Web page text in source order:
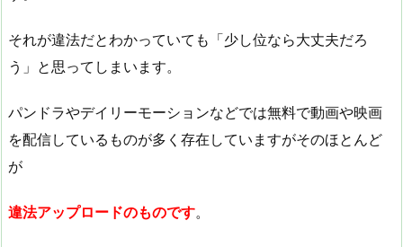
それが違法だとわかっていても「少し位なら大丈夫だろ
う」と思ってしまいます。
パンドラやデイリーモーションなどでは無料で動画や映画
を配信しているものが多く存在していますがそのほとんど
が
違法アップロードのものです。